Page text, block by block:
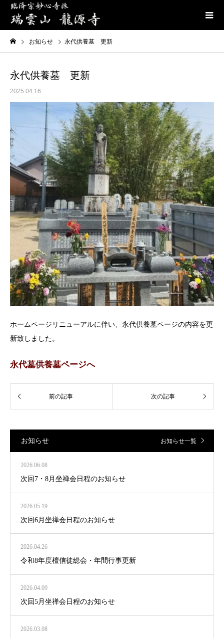
お知らせ 永代供養墓 更新
永代供養墓 更新
2025.04.16
ホームページリニューアルに伴い、永代供養墓ページの内容を更
新致しました。
永代墓供養墓ページへ
お知らせ お知らせ一覧
2026.06.08
次回7・8月坐禅会日程のお知らせ
2026.05.19
次回6月坐禅会日程のお知らせ
2026.04.26
令和8年度檀信徒総会・年間行事更新
2026.04.09
次回5月坐禅会日程のお知らせ
2026.03.08